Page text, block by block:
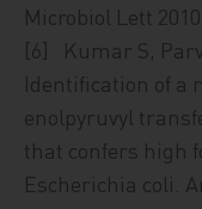
Microbiol Lett
[6] Kumar S,
Identification of a
enolpyruvyl
that confers high
Escherichia coli.